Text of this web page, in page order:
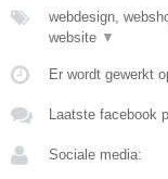
webdesign,
website ▼
Er wordt gewerkt
Laatste facebook
Sociale media: